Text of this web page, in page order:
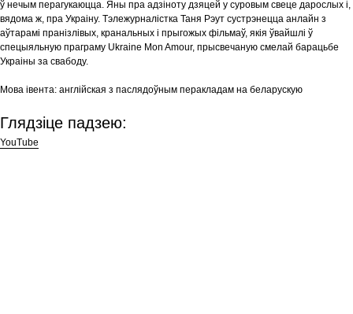
ў нечым перагукаюцца. Яны пра адзіноту дзяцей у суровым свеце дарослых і,
вядома ж, пра Украіну. Тэлежурналістка Таня Рэут сустрэнецца анлайн з
аўтарамі пранізлівых, кранальных і прыгожых фільмаў, якія ўвайшлі ў
спецыяльную праграму Ukraine Mon Amour, прысвечаную смелай барацьбе
Украіны за свабоду.
Мова івента: англійская з паслядоўным перакладам на беларускую
Глядзіце падзею:
YouTube